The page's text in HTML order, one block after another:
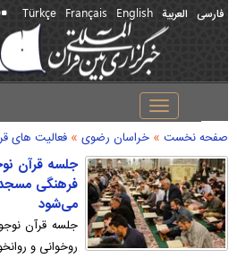
فارسی العربیة English
Français
Türkçe
Toggle
navigation
صفحه نخست » خراسان رضوی » فعالیت های
جلسه قرآن
فرهنگی
می‌شود
جلسه قرآن
روخوانی و